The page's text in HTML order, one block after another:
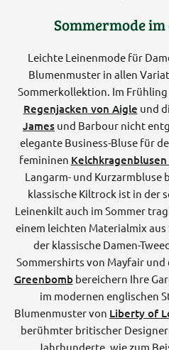
Sommermode
Leichte Leinenmode für
Blumenmuster in allen
Sommerkollektion. Im Frühling
Regenjacken von Aigle und
James und Barbour nicht
elegante Business-Bluse für
femininen
Langarm- und Kurzarmbluse
klassische Kiltrock ist in der
Leinenkilt auch im Sommer
einem leichten Materialmix aus
der klassische Damen-
Sommershirts von Mayfair und
Greenbombbereichern Ihre
im modernen englischen
Blumenmuster von Liberty of
berühmter britischer
Jahrhunderte, wie zum